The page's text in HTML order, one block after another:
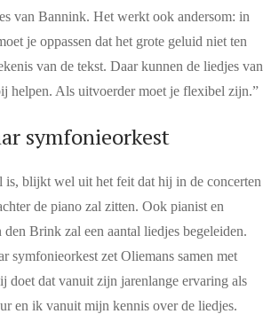
van Bannink. Het werkt ook andersom: in
je oppassen dat het grote geluid niet ten
van de tekst. Daar kunnen de liedjes van
helpen. Als uitvoerder moet je flexibel zijn.”
symfonieorkest
is, blijkt wel uit het feit dat hij in de concerten
de piano zal zitten. Ook pianist en
Brink zal een aantal liedjes begeleiden.
symfonieorkest zet Oliemans samen met
doet dat vanuit zijn jarenlange ervaring als
en ik vanuit mijn kennis over de liedjes.